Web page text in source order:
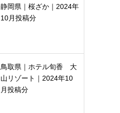
静岡県｜桜ざか｜2024年
10月投稿分
鳥取県｜ホテル旬香 大
山リゾート｜2024年10
月投稿分